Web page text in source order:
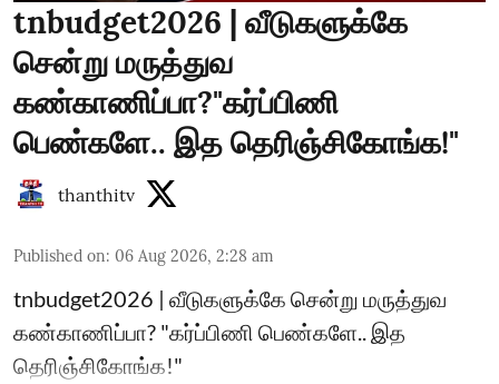
tnbudget2026 | வீடுகளுக்கே
சென்று மருத்துவ
கண்காணிப்பா?"கர்ப்பிணி
பெண்களே.. இத தெரிஞ்சிகோங்க!"
thanthitv
Published on: 06 Aug 2026, 2:28 am
tnbudget2026 | வீடுகளுக்கே சென்று மருத்துவ
கண்காணிப்பா? "கர்ப்பிணி பெண்களே.. இத
தெரிஞ்சிகோங்க!"